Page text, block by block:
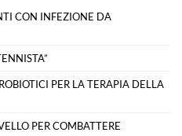
CON INFEZIONE DA
PER LA TERAPIA DELLA
PER COMBATTERE